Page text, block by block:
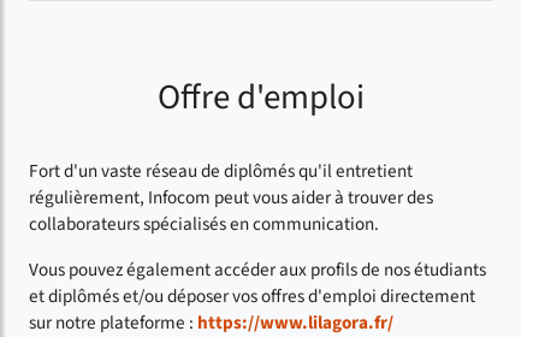
Offre d'emploi
Fort d'un vaste réseau de diplômés qu'il entretient
régulièrement, Infocom peut vous aider à trouver des
collaborateurs spécialisés en communication.
Vous pouvez également accéder aux profils de nos étudiants
et diplômés et/ou déposer vos offres d'emploi directement
sur notre plateforme : https://www.lilagora.fr/